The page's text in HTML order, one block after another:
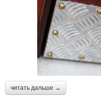
читать дальше →